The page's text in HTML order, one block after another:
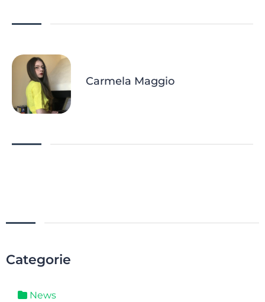
Carmela Maggio
Categorie
News